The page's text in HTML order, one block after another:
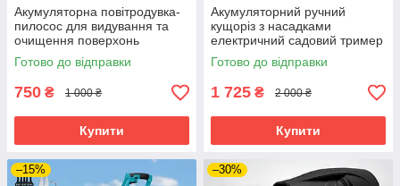
Акумуляторна повітродувка-
пилосос для видування та
очищення поверхонь
портативний фен вентилятор
2в1 для дому та авто
Готово до відправки
750 ₴ 1 000 ₴
Купити
Акумуляторний ручний
кущоріз з насадками
електричний садовий тример
для кущів та трави з 2
акумуляторами
Готово до відправки
1 725 ₴ 2 000 ₴
Купити
–15% –30%